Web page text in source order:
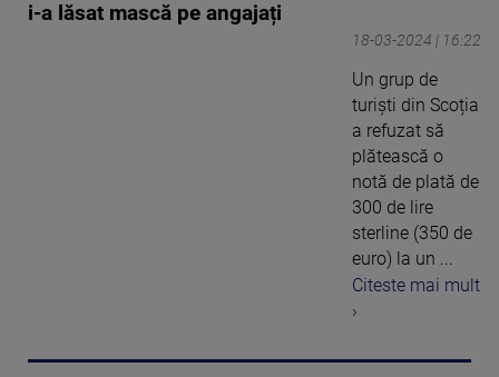
i-a lăsat mască pe angajați
18-03-2024 | 16:22
Un grup de
turiști din Scoția
a refuzat să
plătească o
notă de plată de
300 de lire
sterline (350 de
euro) la un ...
Citeste mai mult
›